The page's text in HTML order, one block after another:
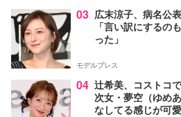
03 広末涼子、病名公
「言い訳にするの
った」
モデルプレス
04 辻希美、コストコ
次女・夢空（ゆめ
なしてる感じが可